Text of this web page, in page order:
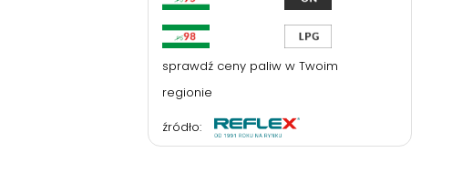
sprawdź ceny paliw w Twoim
regionie
źródło: